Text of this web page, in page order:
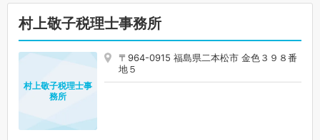
村上敬子税理士事務所
〒964-0915 福島県二本松市 金色３９８番
地５
村上敬子税理士事
務所